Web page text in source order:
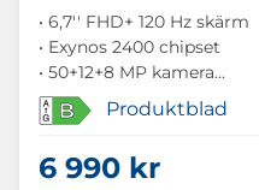
• 6,7'' FHD+ 120 Hz skärm
• Exynos 2400 chipset
• 50+12+8 MP kamera
• 128 GB lagring
• 8 GB RAM-minne
B Produktblad
6 990 kr